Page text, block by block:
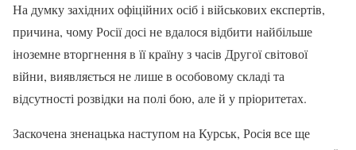
На думку західних офіційних осіб і військових експертів,
причина, чому Росії досі не вдалося відбити найбільше
іноземне вторгнення в її країну з часів Другої світової
війни, виявляється не лише в особовому складі та
відсутності розвідки на полі бою, але й у пріоритетах.
Заскочена зненацька наступом на Курськ, Росія все ще